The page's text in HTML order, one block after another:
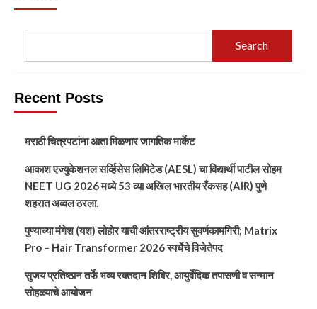
Search
Recent Posts
मराठी चित्रपटांना आता मिळणार जागतिक मार्केट
आकाश एज्युकेशनल सर्व्हिसेस लिमिटेड (AESL) चा विद्यार्थी पाटील सोहम
NEET UG 2026 मध्ये 53 व्या अखिल भारतीय रँकसह (AIR) पुणे
शहरात अव्वल ठरला.
पुण्याच्या मंगेश (यश) लोहोर याची आंतरराष्ट्रीय सुवर्णकामगिरी; Matrix
Pro – Hair Transformer 2026 स्पर्धेचे विजेतेपद
सुजय प्रतिष्ठान तर्फे भव्य रक्तदान शिबिर, आयुर्वेदिक तपासणी व सन्मान
सोहळ्याचे आयोजन